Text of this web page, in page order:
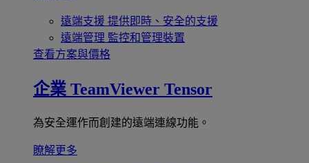
遠端支援 提供即時、安全的支援
遠端管理 監控和管理裝置
查看方案與價格
企業 TeamViewer Tensor
為安全運作而創建的遠端連線功能。
瞭解更多